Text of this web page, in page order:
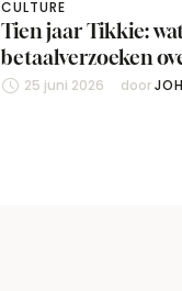
CULTURE
Tien jaar Tikkie:
betaalverzoeken
25 juni 2026 door